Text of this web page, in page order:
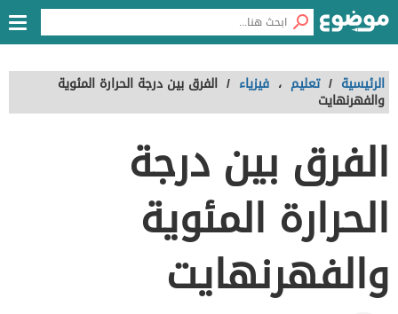
الرئيسية / تعليم ، فيزياء / الفرق بين درجة الحرارة المئوية
والفهرنهايت
الفرق بين درجة
الحرارة المئوية
والفهرنهايت